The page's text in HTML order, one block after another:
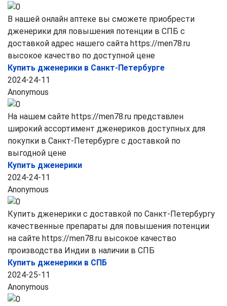
В нашей онлайн аптеке вы сможете приобрести
дженерики для повышения потенции в СПБ с
доставкой адрес нашего сайта https://men78.ru
высокое качество по доступной цене
Купить дженерики в Санкт-Петербурге
2024-24-11
Anonymous
На нашем сайте https://men78.ru представлен
широкий ассортимент дженериков доступных для
покупки в Санкт-Петербурге с доставкой по
выгодной цене
Купить дженерики
2024-24-11
Anonymous
Купить дженерики с доставкой по Санкт-Петербургу
качественные препараты для повышения потенции
на сайте https://men78.ru высокое качество
производства Индии в наличии в СПБ
Купить дженерики в СПБ
2024-25-11
Anonymous